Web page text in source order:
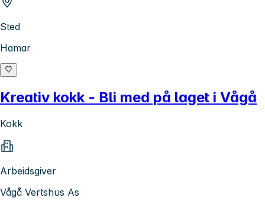
Sted
Hamar
Kreativ kokk - Bli med på laget i Vågå
Kokk
Arbeidsgiver
Vågå Vertshus As